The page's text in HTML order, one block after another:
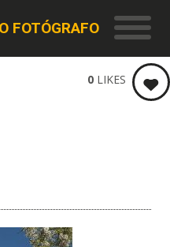
FOTÓGRAFO
0 LIKES